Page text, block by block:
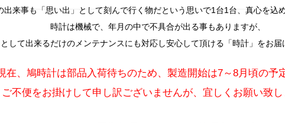
出来事も「思い出」として刻んで行く物だという思いで1台1台、真心を込
時計は機械で、年月の中で不具合が出る事もありますが、
して出来るだけのメンテナンスにも対応し安心して頂ける「時計」をお届
在、鳩時計は部品入荷待ちのため、製造開始は7～8月頃の予
ご不便をお掛けして申し訳ございませんが、宜しくお願い致し